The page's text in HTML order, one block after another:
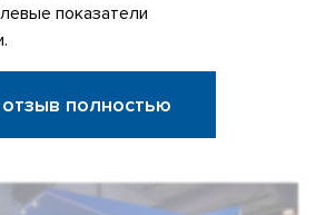
показатели
полностью